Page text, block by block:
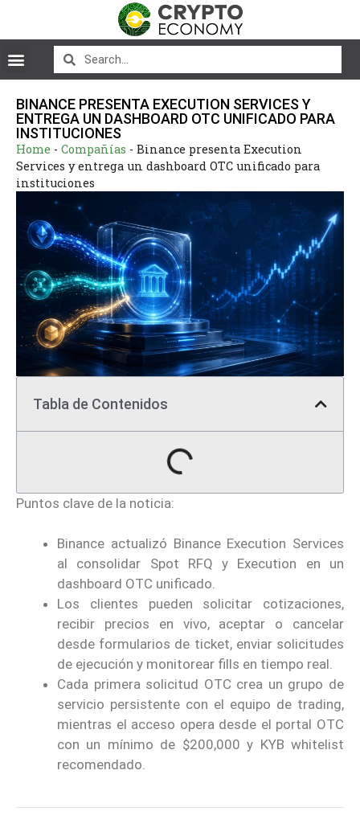
BINANCE PRESENTA EXECUTION SERVICES Y
ENTREGA UN DASHBOARD OTC UNIFICADO PARA
INSTITUCIONES
Home - Compañías - Binance presenta Execution
Services y entrega un dashboard OTC unificado para
instituciones
Tabla de Contenidos
Puntos clave de la noticia:
Binance actualizó Binance Execution Services
al consolidar Spot RFQ y Execution en un
dashboard OTC unificado.
Los clientes pueden solicitar cotizaciones,
recibir precios en vivo, aceptar o cancelar
desde formularios de ticket, enviar solicitudes
de ejecución y monitorear fills en tiempo real.
Cada primera solicitud OTC crea un grupo de
servicio persistente con el equipo de trading,
mientras el acceso opera desde el portal OTC
con un mínimo de $200,000 y KYB whitelist
recomendado.